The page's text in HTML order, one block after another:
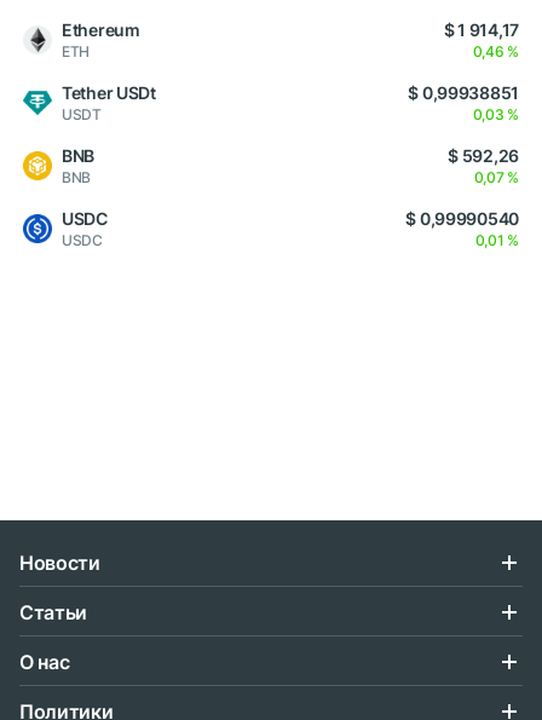
Ethereum
ETH
$ 1 914,17
0,46 %
Tether USDt
USDT
$ 0,99938851
0,03 %
BNB
BNB
$ 592,26
0,07 %
USDC
USDC
$ 0,99990540
0,01 %
Новости
Статьи
О нас
Политики